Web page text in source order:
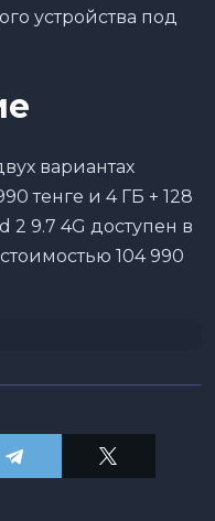
устройства под
вариантах
тенге и 4 ГБ + 128
2 9.7 4G доступен в
104 990